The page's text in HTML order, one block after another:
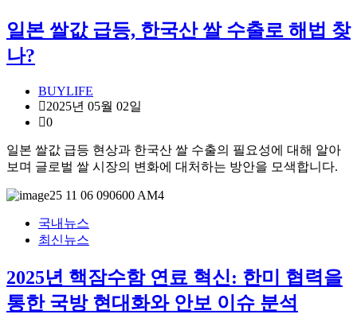
일본 쌀값 급등, 한국산 쌀 수출로 해법 찾
나?
BUYLIFE
2025년 05월 02일
0
일본 쌀값 급등 현상과 한국산 쌀 수출의 필요성에 대해 알아
보며 글로벌 쌀 시장의 변화에 대처하는 방안을 모색합니다.
국내뉴스
최신뉴스
2025년 핵잠수함 연료 혁신: 한미 협력을
통한 국방 현대화와 안보 이슈 분석